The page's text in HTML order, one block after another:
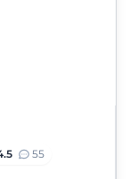
55